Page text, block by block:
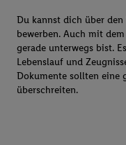
Du kannst dich über
bewerben. Auch mit
gerade unterwegs bist.
Lebenslauf und
Dokumente sollten eine
überschreiten.